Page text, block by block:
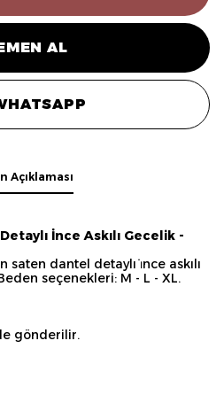
AL
Açıklaması
İnce Askılı Gecelik -
saten dantel detaylı i̇nce askılı
seçenekleri: M - L - XL.
gönderilir.